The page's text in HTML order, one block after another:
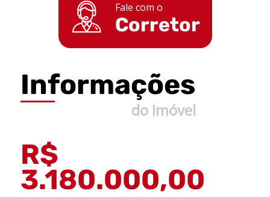
Fale com o
Corretor
Informações
do Imóvel
R$
3.180.000,00